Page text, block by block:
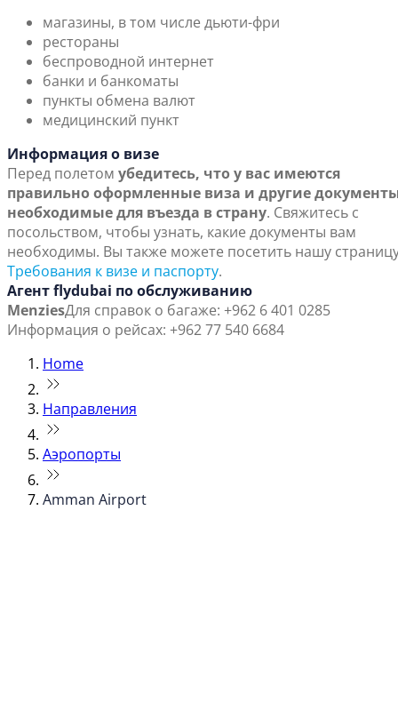
магазины, в том числе дьюти-фри
рестораны
беспроводной интернет
банки и банкоматы
пункты обмена валют
медицинский пункт
Информация о визе
Перед полетом убедитесь, что у вас имеются
правильно оформленные виза и другие
необходимые для въезда в страну. Свяжитесь с
посольством, чтобы узнать, какие документы вам
необходимы. Вы также можете посетить нашу
Требования к визе и паспорту.
Агент flydubai по обслуживанию
MenziesДля справок о багаже: +962 6 401 0285
Информация о рейсах: +962 77 540 6684
Home
Направления
Аэропорты
Amman Airport